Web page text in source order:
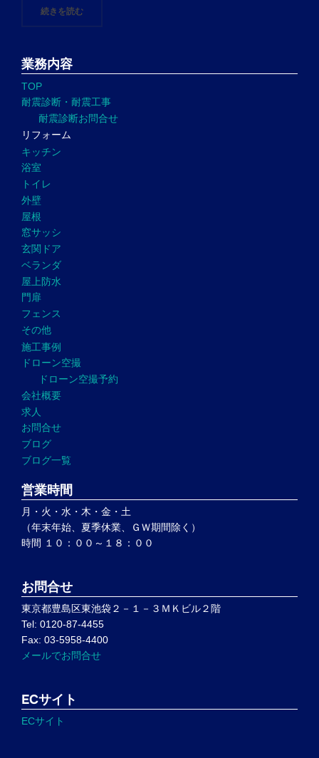
続きを読む"熊本地震で被災された皆様へ"
業務内容
TOP
耐震診断・耐震工事
耐震診断お問合せ
リフォーム
キッチン
浴室
トイレ
外壁
屋根
窓サッシ
玄関ドア
ベランダ
屋上防水
門扉
フェンス
その他
施工事例
ドローン空撮
ドローン空撮予約
会社概要
求人
お問合せ
ブログ
ブログ一覧
営業時間
月・火・水・木・金・土
（年末年始、夏季休業、ＧＷ期間除く）
時間 １０：００～１８：００
お問合せ
東京都豊島区東池袋２－１－３ＭＫビル２階
Tel: 0120-87-4455
Fax: 03-5958-4400
メールでお問合せ
ECサイト
ECサイト